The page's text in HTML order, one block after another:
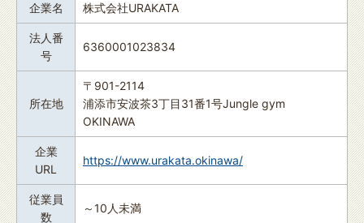
企業名 株式会社URAKATA
法人番
号
6360001023834
所在地
〒901-2114
浦添市安波茶3丁目31番1号Jungle gym
OKINAWA
企業
URL
https://www.urakata.okinawa/
従業員
数
～10人未満